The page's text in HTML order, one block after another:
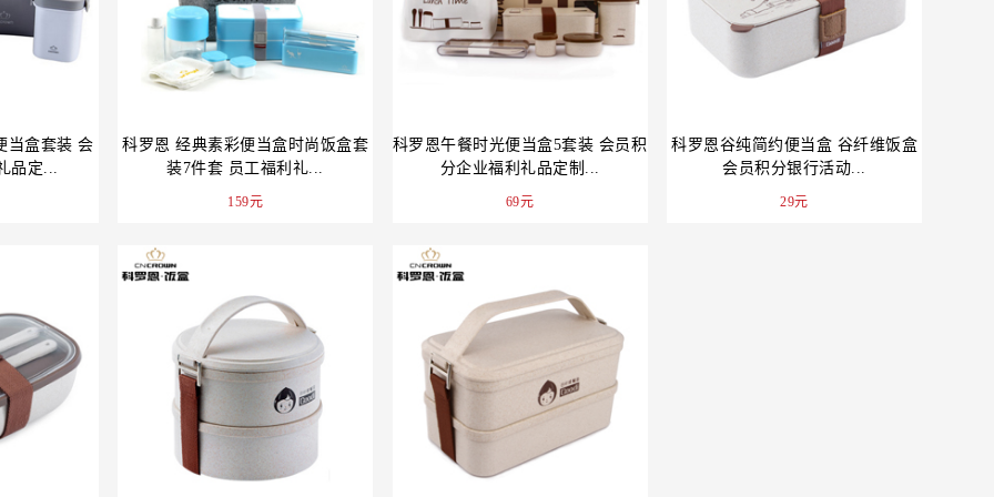
当盒套装 会
品定...
科罗恩 经典素彩便当盒时尚饭盒套
装7件套 员工福利礼...
159元
科罗恩午餐时光便当盒5套装 会员积
分企业福利礼品定制...
69元
科罗恩谷纯简约便当盒 谷纤维饭盒
会员积分银行活动...
29元